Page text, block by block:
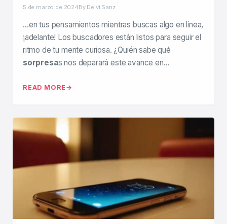
5 de marzo de 2024By Deivi Sanz
…en tus pensamientos mientras buscas algo en línea,
¡adelante! Los buscadores están listos para seguir el
ritmo de tu mente curiosa. ¿Quién sabe qué
sorpresas nos deparará este avance en…
READ MORE